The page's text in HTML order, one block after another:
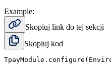
Example:
Skopiuj link do tej sekcji
Skopiuj kod